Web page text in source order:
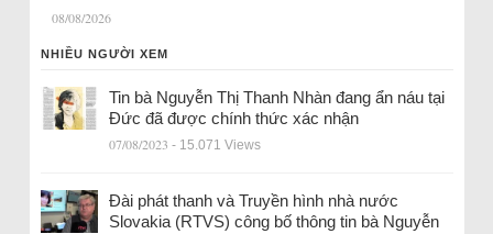
08/08/2026
NHIỀU NGƯỜI XEM
Tin bà Nguyễn Thị Thanh Nhàn đang ẩn náu tại
Đức đã được chính thức xác nhận
07/08/2023 - 15.071 Views
Đài phát thanh và Truyền hình nhà nước
Slovakia (RTVS) công bố thông tin bà Nguyễn